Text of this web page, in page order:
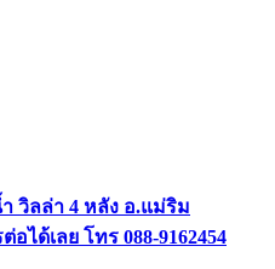
วิลล่า 4 หลัง อ.แม่ริม
ได้เลย โทร 088-9162454